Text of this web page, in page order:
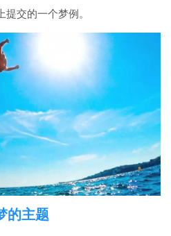
交的一个梦例。
的主题